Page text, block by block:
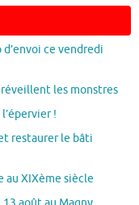
ce vendredi
les monstres
!
restaurer le bâti
au XIXème siècle